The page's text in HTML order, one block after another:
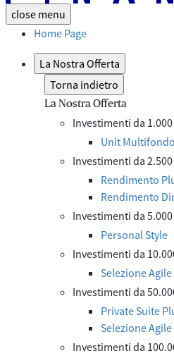
close menu
Home Page
La Nostra Offerta
Torna indietro
La Nostra Offerta
Investimenti da
Unit
Investimenti da
Rendimento
Rendimento
Investimenti da
Personal Style
Investimenti da
Selezione Agile
Investimenti da
Private Suite
Selezione
Investimenti da